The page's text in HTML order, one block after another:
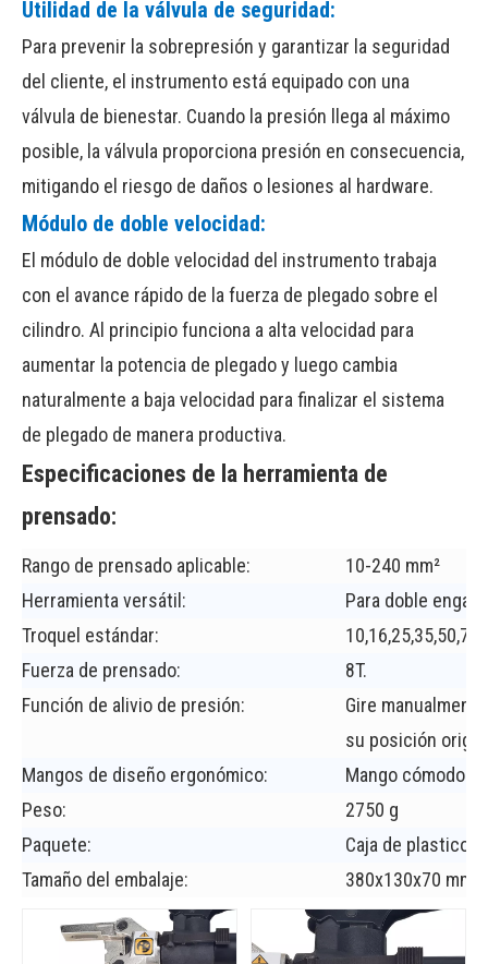
Utilidad de la válvula de seguridad:
Para prevenir la sobrepresión y garantizar la seguridad
del cliente, el instrumento está equipado con una
válvula de bienestar. Cuando la presión llega al máximo
posible, la válvula proporciona presión en consecuencia,
mitigando el riesgo de daños o lesiones al hardware.
Módulo de doble velocidad:
El módulo de doble velocidad del instrumento trabaja
con el avance rápido de la fuerza de plegado sobre el
cilindro. Al principio funciona a alta velocidad para
aumentar la potencia de plegado y luego cambia
naturalmente a baja velocidad para finalizar el sistema
de plegado de manera productiva.
Especificaciones de la herramienta de
prensado:
Rango de prensado aplicable:
10-240 mm²
Herramienta versátil:
Para doble
Troquel estándar:
Fuerza de prensado:
8T.
Función de alivio de presión:
Gire
su posición
Mangos de diseño ergonómico:
Mango cómodo.
Peso:
2750 g
Paquete:
Caja de plastico
Tamaño del embalaje:
380x130x70 mm